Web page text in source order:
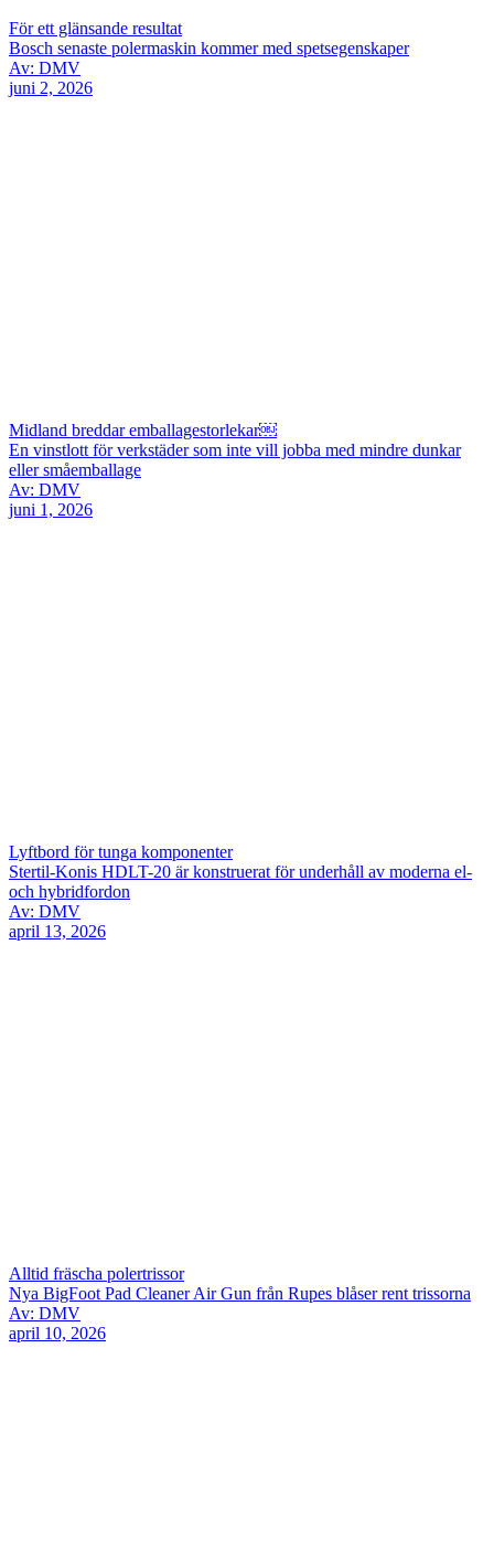
För ett glänsande resultat
Bosch senaste polermaskin kommer med spetsegenskaper
Av: DMV
juni 2, 2026
Midland breddar emballagestorlekar￼
En vinstlott för verkstäder som inte vill jobba med mindre dunkar
eller småemballage
Av: DMV
juni 1, 2026
Lyftbord för tunga komponenter
Stertil-Konis HDLT-20 är konstruerat för underhåll av moderna el-
och hybridfordon
Av: DMV
april 13, 2026
Alltid fräscha polertrissor
Nya BigFoot Pad Cleaner Air Gun från Rupes blåser rent trissorna
Av: DMV
april 10, 2026